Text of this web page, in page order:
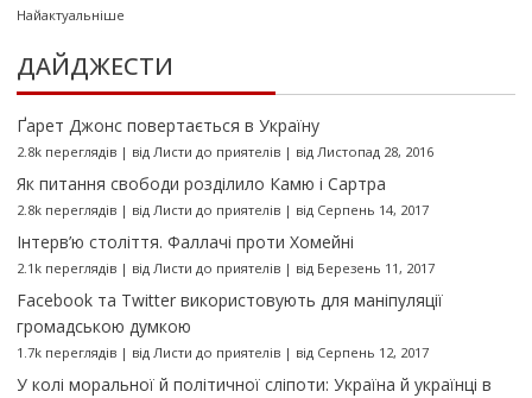
Найактуальніше
ДАЙДЖЕСТИ
Ґарет Джонс повертається в Україну
2.8k переглядів| від Листи до приятелів| від Листопад 28, 2016
Як питання свободи розділило Камю і Сартра
2.8k переглядів| від Листи до приятелів| від Серпень 14, 2017
Інтерв’ю століття. Фаллачі проти Хомейні
2.1k переглядів| від Листи до приятелів| від Березень 11, 2017
Facebook та Twitter використовують для маніпуляції
громадською думкою
1.7k переглядів| від Листи до приятелів| від Серпень 12, 2017
У колі моральної й політичної сліпоти: Україна й українці в